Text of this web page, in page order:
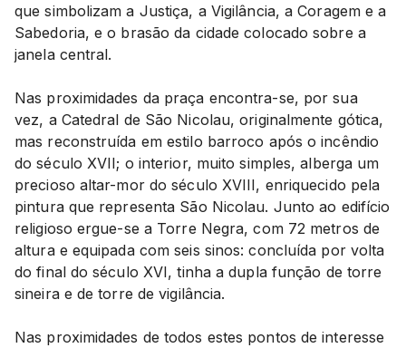
que simbolizam a Justiça, a Vigilância, a Coragem e a
Sabedoria, e o brasão da cidade colocado sobre a
janela central.
Nas proximidades da praça encontra-se, por sua
vez, a Catedral de São Nicolau, originalmente gótica,
mas reconstruída em estilo barroco após o incêndio
do século XVII; o interior, muito simples, alberga um
precioso altar-mor do século XVIII, enriquecido pela
pintura que representa São Nicolau. Junto ao edifício
religioso ergue-se a Torre Negra, com 72 metros de
altura e equipada com seis sinos: concluída por volta
do final do século XVI, tinha a dupla função de torre
sineira e de torre de vigilância.
Nas proximidades de todos estes pontos de interesse